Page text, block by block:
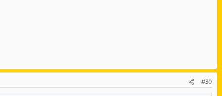
#30